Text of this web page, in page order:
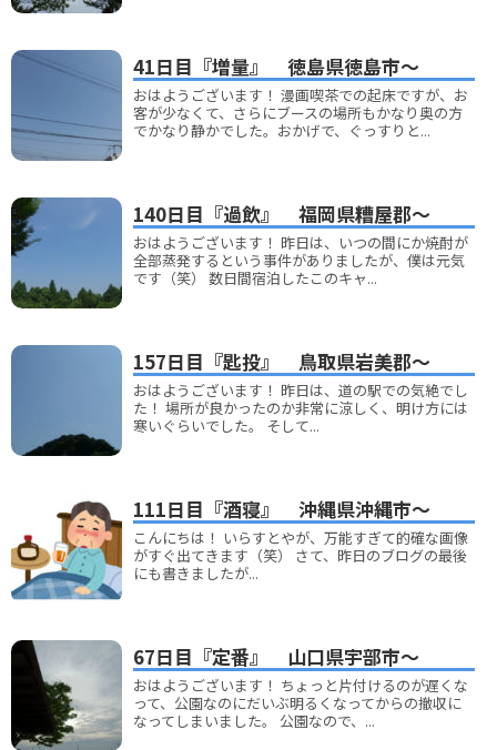
41日目『増量』 徳島県徳島市～
おはようございます！ 漫画喫茶での起床ですが、お
客が少なくて、さらにブースの場所もかなり奥の方
でかなり静かでした。おかげで、ぐっすりと...
140日目『過飲』 福岡県糟屋郡～
おはようございます！ 昨日は、いつの間にか焼酎が
全部蒸発するという事件がありましたが、僕は元気
です（笑） 数日間宿泊したこのキャ...
157日目『匙投』 鳥取県岩美郡～
おはようございます！ 昨日は、道の駅での気絶でし
た！ 場所が良かったのか非常に涼しく、明け方には
寒いぐらいでした。 そして...
111日目『酒寝』 沖縄県沖縄市～
こんにちは！ いらすとやが、万能すぎて的確な画像
がすぐ出てきます（笑） さて、昨日のブログの最後
にも書きましたが...
67日目『定番』 山口県宇部市～
おはようございます！ ちょっと片付けるのが遅くな
って、公園なのにだいぶ明るくなってからの撤収に
なってしまいました。 公園なので、...